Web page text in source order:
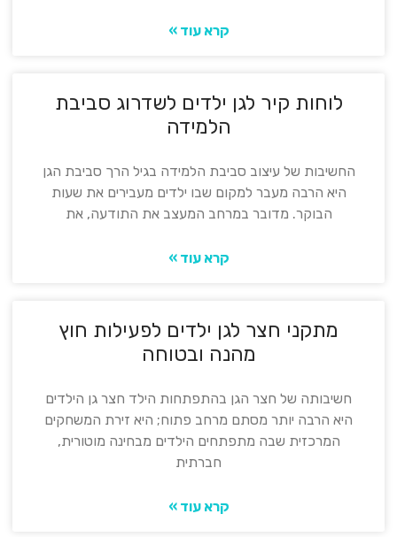
קרא עוד »
לוחות קיר לגן ילדים לשדרוג סביבת
הלמידה
החשיבות של עיצוב סביבת הלמידה בגיל הרך סביבת הגן
היא הרבה מעבר למקום שבו ילדים מעבירים את שעות
הבוקר. מדובר במרחב המעצב את התודעה, את
קרא עוד »
מתקני חצר לגן ילדים לפעילות חוץ
מהנה ובטוחה
חשיבותה של חצר הגן בהתפתחות הילד חצר גן הילדים
היא הרבה יותר מסתם מרחב פתוח; היא זירת המשחקים
המרכזית שבה מתפתחים הילדים מבחינה מוטורית,
חברתית
קרא עוד »